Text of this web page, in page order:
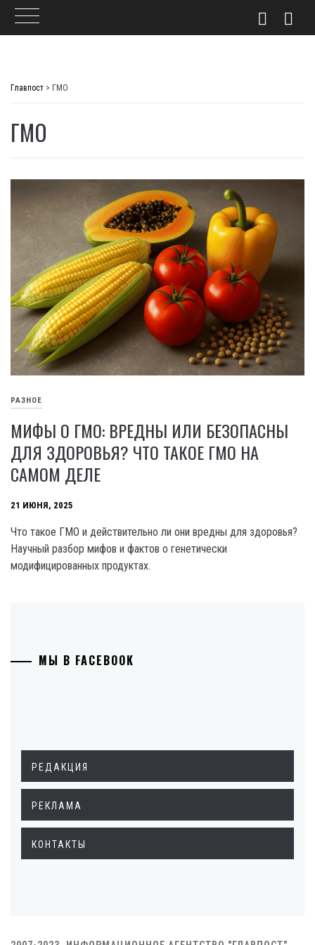
Главпост > ГМО
ГМО
РАЗНОЕ
МИФЫ О ГМО: ВРЕДНЫ ИЛИ БЕЗОПАСНЫ
ДЛЯ ЗДОРОВЬЯ? ЧТО ТАКОЕ ГМО НА
САМОМ ДЕЛЕ
21 ИЮНЯ, 2025
Что такое ГМО и действительно ли они вредны для здоровья?
Научный разбор мифов и фактов о генетически
модифицированных продуктах.
МЫ В FACEBOOK
РЕДАКЦИЯ
РЕКЛАМА
КОНТАКТЫ